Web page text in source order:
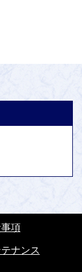
項
ナンス